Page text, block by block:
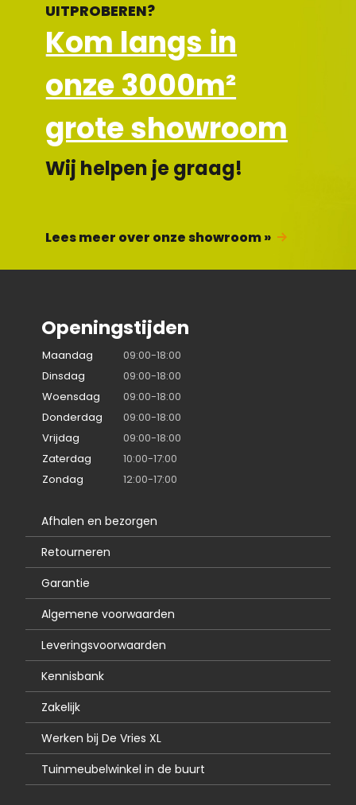
UITPROBEREN?
Kom langs in
onze 3000m²
grote showroom
Wij helpen je graag!
Lees meer over onze showroom »
Openingstijden
Maandag
09:00-18:00
Dinsdag
09:00-18:00
Woensdag
09:00-18:00
Donderdag
09:00-18:00
Vrijdag
09:00-18:00
Zaterdag
10:00-17:00
Zondag
12:00-17:00
Afhalen en bezorgen
Retourneren
Garantie
Algemene voorwaarden
Leveringsvoorwaarden
Kennisbank
Zakelijk
Werken bij De Vries XL
Tuinmeubelwinkel in de buurt